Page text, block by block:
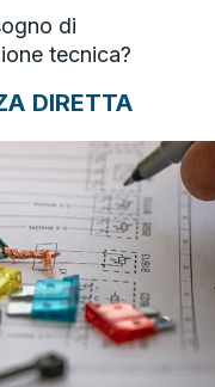
di
tecnica?
DIRETTA